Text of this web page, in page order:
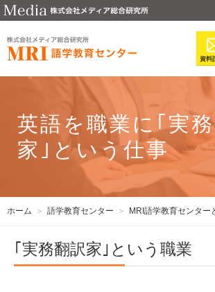
資料
英語を職業に｢実
家｣という仕事
ホーム 語学教育センター MRI語学教育センター
｢実務翻訳家｣という職業